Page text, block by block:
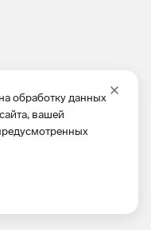
обработку данных
вашей